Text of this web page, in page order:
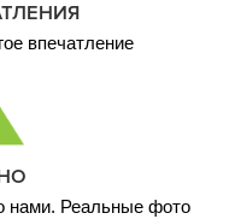
впечатление
нами. Реальные фото